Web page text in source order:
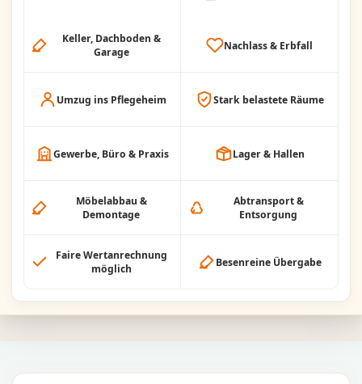
Keller, Dachboden &
Garage
Nachlass & Erbfall
Umzug ins Pflegeheim Stark belastete Räume
Gewerbe, Büro & Praxis Lager & Hallen
Möbelabbau &
Demontage
Abtransport &
Entsorgung
Faire Wertanrechnung
möglich
Besenreine Übergabe